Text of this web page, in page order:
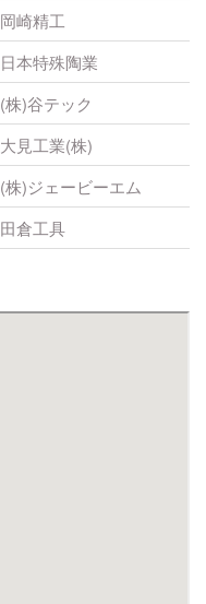
岡崎精工
日本特殊陶業
(株)谷テック
大見工業(株)
(株)ジェービーエム
田倉工具